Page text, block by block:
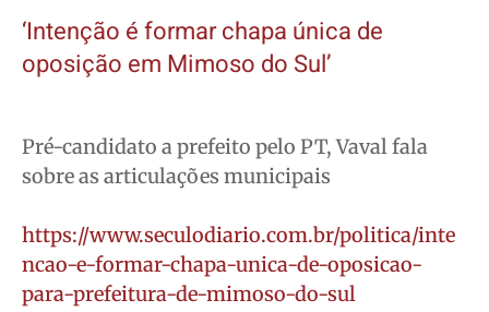
‘Intenção é formar chapa única de
oposição em Mimoso do Sul’
Pré-candidato a prefeito pelo PT, Vaval fala
sobre as articulações municipais
https://www.seculodiario.com.br/politica/inte
ncao-e-formar-chapa-unica-de-oposicao-
para-prefeitura-de-mimoso-do-sul